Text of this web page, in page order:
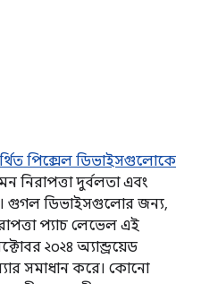
পিক্সেল ডিভাইসগুলোকে
নিরাপত্তা দুর্বলতা এবং
গুগল ডিভাইসগুলোর জন্য,
প্যাচ লেভেল এই
২০২৪ অ্যান্ড্রয়েড
সমাধান করে। কোনো